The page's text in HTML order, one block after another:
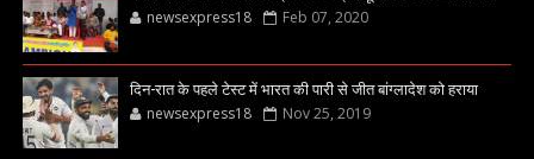
newsexpress18 Feb 07, 2020
दिन-रात के पहले टेस्ट में भारत की पारी से जीत बांग्लादेश को हराया
newsexpress18 Nov 25, 2019